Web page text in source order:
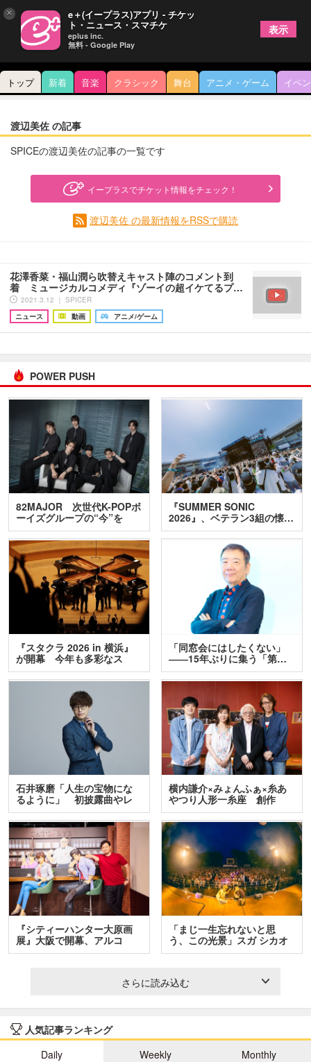
トップ 新着 音楽 クラシック 舞台 アニメ・ゲーム イベ
渡辺美佐 の記事
SPICEの渡辺美佐の記事の一覧です
イープラスでチケット情報をチェック！
渡辺美佐 の最新情報をRSSで購読
花澤香菜・福山潤ら吹替えキャスト陣のコメント到
着 ミュージカルコメディ『ゾーイの超イケてるプ…
2021.3.12 ｜ SPICER
ニュース
動画 アニメ/ゲーム
POWER PUSH
82MAJOR 次世代K-POPボ
ーイズグループの“今”を
訊…
『SUMMER SONIC
2026』、ベテラン3組の懐…
『スタクラ 2026 in 横浜』
が開幕 今年も多彩なス
テ…
「同窓会にはしたくない」
――15年ぶりに集う「第…
石井琢磨「人生の宝物にな
るように」 初披露曲やレ
ア…
横内謙介×みょんふぁ×糸あ
やつり人形一糸座 創作
人…
『シティーハンター大原画
展』大阪で開幕、アルコ
＆…
「まじ一生忘れないと思
う、この光景」スガ シカオ
と…
さらに読み込む
人気記事ランキング
Daily
Weekly Monthly
× e＋(イープラス)アプリ - チケッ
ト・ニュース・スマチケ
eplus inc.
無料 - Google Play
表示